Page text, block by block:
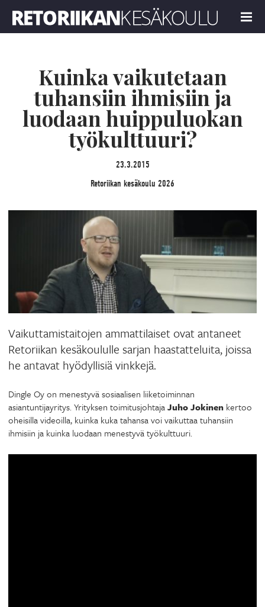
MENU
Kuinka vaikutetaan
tuhansiin ihmisiin ja
luodaan huippuluokan
työkulttuuri?
23.3.2015
Retoriikan kesäkoulu 2026
Vaikuttamistaitojen ammattilaiset ovat antaneet
Retoriikan kesäkoululle sarjan haastatteluita, joissa
he antavat hyödyllisiä vinkkejä.
Dingle Oy on menestyvä sosiaalisen liiketoiminnan
asiantuntijayritys. Yrityksen toimitusjohtajaJuho Jokinen kertoo
oheisilla videoilla, kuinka kuka tahansa voi vaikuttaa tuhansiin
ihmisiin ja kuinka luodaan menestyvä työkulttuuri.